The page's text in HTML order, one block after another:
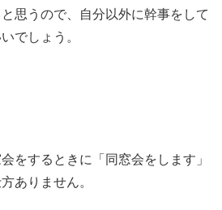
思うので、自分以外に幹事をして
でしょう。
をするときに「同窓会をします」
ありません。